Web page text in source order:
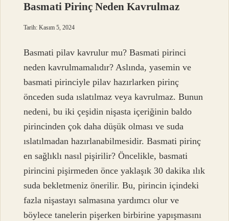
Basmati Pirinç Neden Kavrulmaz
Tarih: Kasım 5, 2024
Basmati pilav kavrulur mu? Basmati pirinci
neden kavrulmamalıdır? Aslında, yasemin ve
basmati pirinciyle pilav hazırlarken pirinç
önceden suda ıslatılmaz veya kavrulmaz. Bunun
nedeni, bu iki çeşidin nişasta içeriğinin baldo
pirincinden çok daha düşük olması ve suda
ıslatılmadan hazırlanabilmesidir. Basmati pirinç
en sağlıklı nasıl pişirilir? Öncelikle, basmati
pirincini pişirmeden önce yaklaşık 30 dakika ılık
suda bekletmeniz önerilir. Bu, pirincin içindeki
fazla nişastayı salmasına yardımcı olur ve
böylece tanelerin pişerken birbirine yapışmasını